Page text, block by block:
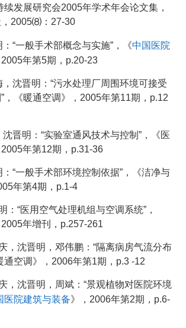
续发展研究会2005年学术年会论文集，
，2005⑻：27-30
“一般手术部概念与实施”，《中国医院
年第5期，p.20-23
，沈晋明：“污水处理厂周围环境可接受
，《暖通空调》，2005年第11期，p.12
晋明：“实验室通风技术与控制”，《医
年第12期，p.31-36
：“一般手术部环境控制依据”，《洁净与
年第4期，p.1-4
：“医用空气处理机组与空调系统”，
2005年增刊，p.257-261
，沈晋明，邓伟鹏：“隔离病房气流分布
通空调》，2006年第1期，p.3 -12
，沈晋明，周斌：“景观植物对医院环境
医院建筑与装备》，2006年第2期，p.6-